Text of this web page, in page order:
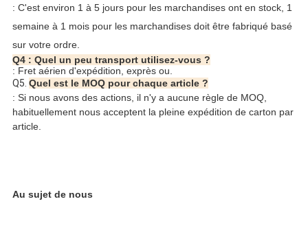
: C'est environ 1 à 5 jours pour les marchandises ont en stock, 1
semaine à 1 mois pour les marchandises doit être fabriqué basé
sur votre ordre.
Q4 : Quel un peu transport utilisez-vous ?
: Fret aérien d'expédition, exprès ou.
Q5. Quel est le MOQ pour chaque article ?
: Si nous avons des actions, il n'y a aucune règle de MOQ,
habituellement nous acceptent la pleine expédition de carton par
article.
Au sujet de nous